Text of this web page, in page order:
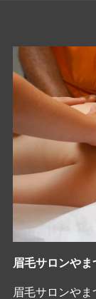
眉毛サロンや
眉毛サロンや